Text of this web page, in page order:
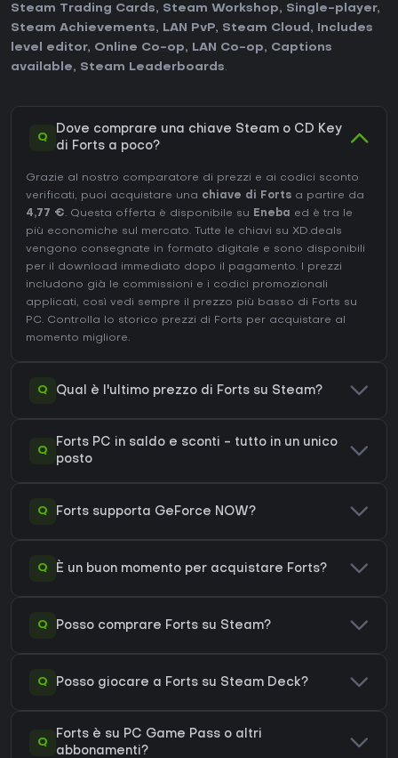
Steam Trading Cards, Steam Workshop, Single-player,
Steam Achievements, LAN PvP, Steam Cloud ,
Includes
level editor, Online Co-op, LAN Co-op, Captions
available, Steam Leaderboards.
Q
Dove comprare una chiave Steam o CD Key
di Forts a poco?
Grazie al nostro comparatore di prezzi e ai codici sconto
verificati, puoi acquistare una chiave di Forts a partire da
4,77 €. Questa offerta è disponibile su Eneba
ed è tra le
più economiche sul mercato. Tutte le chiavi su XD.deals
vengono consegnate in formato digitale e sono disponibili
per il download immediato dopo il pagamento. I prezzi
includono già le commissioni e i codici promozionali
applicati, così vedi sempre il prezzo più basso di Forts su
PC. Controlla lo storico prezzi di Forts per acquistare al
momento migliore.
Q Qual è l'ultimo prezzo di Forts su Steam?
Q
Forts PC in saldo e sconti - tutto in un unico
posto
Q Forts supporta GeForce NOW?
Q È un buon momento per acquistare Forts?
Q Posso comprare Forts su Steam?
Q Posso giocare a Forts su Steam Deck?
Q
Forts è su PC Game Pass o altri
abbonamenti?